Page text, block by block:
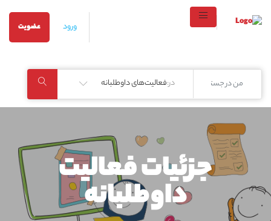
ورود عضویت
در:فعالیت‌های داوطلبانه
جزئیات فعالیت‌
داوطلبانه